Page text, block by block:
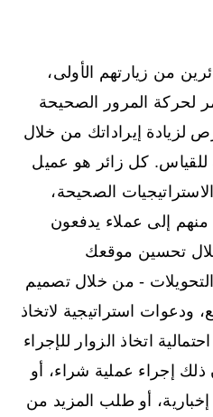
من زيارتهم الأولى،
لحركة المرور الصحيحة
لزيادة إيراداتك من خلال
للقياس. كل زائر هو عميل
الصحيحة،
إلى عملاء يدفعون
تحسين موقعك
- من خلال تصميم
ودعوات استراتيجية لاتخاذ
اتخاذ الزوار للإجراء
إجراء عملية شراء، أو
أو طلب المزيد من